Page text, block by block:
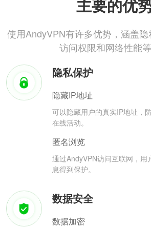
主要的优
使用AndyVPN有许多优势，涵盖隐
访问权限和网络性能
隐私保护
隐藏IP地址
可以隐藏用户的真实IP地址，
在线活动。
匿名浏览
通过AndyVPN访问互联网，用
息得到保护。
数据安全
数据加密